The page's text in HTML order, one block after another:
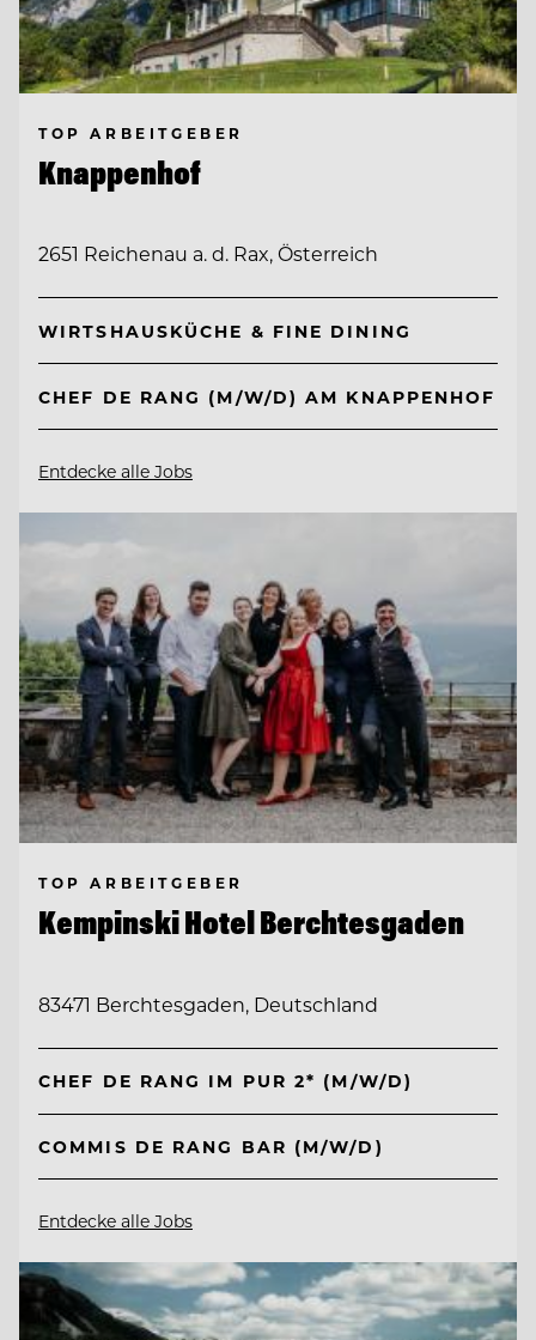
TOP ARBEITGEBER
Knappenhof
2651 Reichenau a. d. Rax, Österreich
WIRTSHAUSKÜCHE & FINE DINING
CHEF DE RANG (M/W/D) AM KNAPPENHOF
Entdecke alle Jobs
TOP ARBEITGEBER
Kempinski Hotel Berchtesgaden
83471 Berchtesgaden, Deutschland
CHEF DE RANG IM PUR 2* (M/W/D)
COMMIS DE RANG BAR (M/W/D)
Entdecke alle Jobs